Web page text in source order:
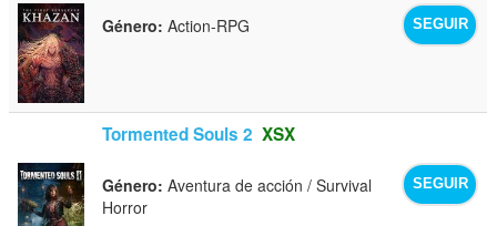
SEGUIR
Género: Action-RPG
Tormented Souls 2 XSX
SEGUIR
Género: Aventura de acción / Survival
Horror